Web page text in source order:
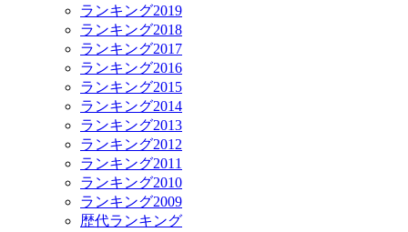
ランキング2019
ランキング2018
ランキング2017
ランキング2016
ランキング2015
ランキング2014
ランキング2013
ランキング2012
ランキング2011
ランキング2010
ランキング2009
歴代ランキング